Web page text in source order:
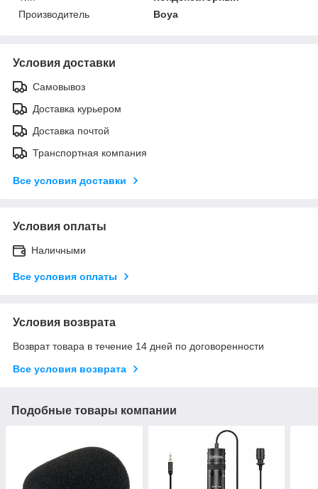
Производитель
Boya
Условия доставки
Самовывоз
Доставка курьером
Доставка почтой
Транспортная компания
Все условия доставки
Условия оплаты
Наличными
Все условия оплаты
Условия возврата
Возврат товара в течение 14 дней по договоренности
Все условия возврата
Подобные товары компании